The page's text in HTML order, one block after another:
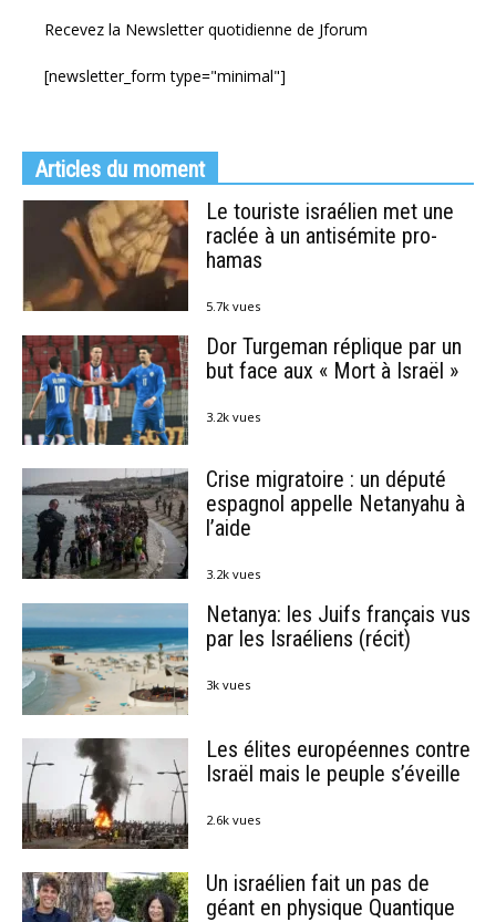
Recevez la Newsletter quotidienne de Jforum
[newsletter_form type="minimal"]
Articles du moment
Le touriste israélien met une
raclée à un antisémite pro-
hamas
5.7k vues
Dor Turgeman réplique par un
but face aux « Mort à Israël »
3.2k vues
Crise migratoire : un député
espagnol appelle Netanyahu à
l’aide
3.2k vues
Netanya: les Juifs français vus
par les Israéliens (récit)
3k vues
Les élites européennes contre
Israël mais le peuple s’éveille
2.6k vues
Un israélien fait un pas de
géant en physique Quantique